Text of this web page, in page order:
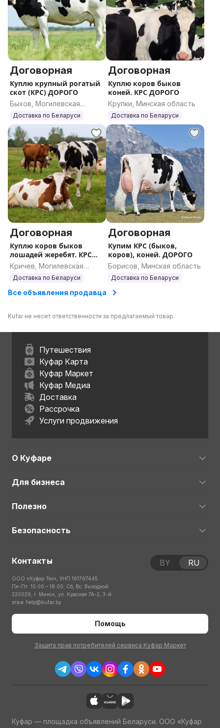
Договорная
Куплю крупный рогатый
скот (КРС) ДОРОГО
Быхов, Могилевская
область
Доставка по Беларуси
Договорная
Куплю коров быков
коней. КРС ДОРОГО
Крупки, Минская область
Доставка по Беларуси
Договорная
Куплю коров быков
лошадей жеребят. КРС
ДОРОГО
Кричев, Могилевская
область
Доставка по Беларуси
Договорная
Купим КРС (быков,
коров), коней. ДОРОГО
Борисов, Минская область
Доставка по Беларуси
Все объявления продавца
Kufar не несет ответственности за предлагаемый товар.
Путешествия
Куфар Карта
Куфар Маркет
Куфар Медиа
Доставка
Рассрочка
Услуги продвижения
О Куфаре
Для бизнеса
Полезно
Безопасность
Контакты
ООО «Куфар Тех», УНП 191767445
Пн-Пт: 10:00 – 18:00; Сб, Вс: Выходной
220029, г. Минск, ул. Красная 7А-2, 3-й
этаж help@kufar.by
Помощь
Защита прав потребителей сервиса Куфар Маркет
BY RU
Куфар — площадка объявлений Беларуси. ООО «Куфар